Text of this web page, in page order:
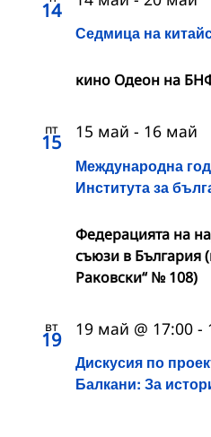
14
Седмица на
кино Одеон на
пт
15
Международна
Института за
15 май - 16 май
Федерацията на
съюзи в България
Раковски“ № 108)
вт
19
Дискусия по
Балкани: За
19 май @ 17:00 -